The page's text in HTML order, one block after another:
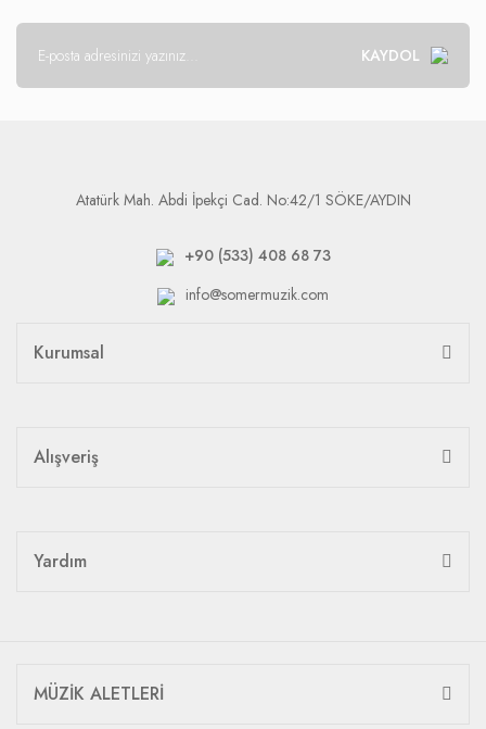
KAYDOL
Atatürk Mah. Abdi İpekçi Cad. No:42/1 SÖKE/AYDIN
+90 (533) 408 68 73
info@somermuzik.com
Kurumsal
Alışveriş
Yardım
MÜZİK ALETLERİ